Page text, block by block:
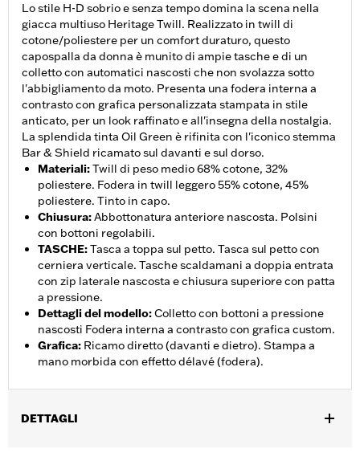
Lo stile H-D sobrio e senza tempo domina la scena nella
giacca multiuso Heritage Twill. Realizzato in twill di
cotone/poliestere per un comfort duraturo, questo
capospalla da donna è munito di ampie tasche e di un
colletto con automatici nascosti che non svolazza sotto
l'abbigliamento da moto. Presenta una fodera interna a
contrasto con grafica personalizzata stampata in stile
anticato, per un look raffinato e all'insegna della nostalgia.
La splendida tinta Oil Green è rifinita con l'iconico stemma
Bar & Shield ricamato sul davanti e sul dorso.
Materiali:Twill di peso medio 68% cotone, 32%
poliestere. Fodera in twill leggero 55% cotone, 45%
poliestere. Tinto in capo.
Chiusura:Abbottonatura anteriore nascosta. Polsini
con bottoni regolabili.
TASCHE:Tasca a toppa sul petto. Tasca sul petto con
cerniera verticale. Tasche scaldamani a doppia entrata
con zip laterale nascosta e chiusura superiore con patta
a pressione.
Dettagli del modello:Colletto con bottoni a pressione
nascosti Fodera interna a contrasto con grafica custom.
Grafica: Ricamo diretto (davanti e dietro). Stampa a
mano morbida con effetto délavé (fodera).
DETTAGLI